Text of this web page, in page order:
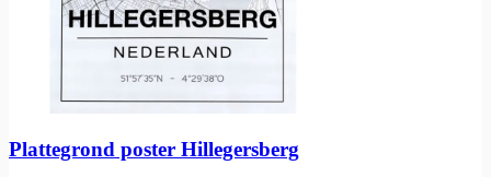
Plattegrond poster Hillegersberg